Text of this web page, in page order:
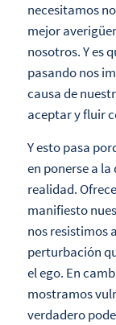
necesitamos
mejor
nosotros. Y es
pasando nos
causa de
aceptar y fluir
Y esto pasa
en ponerse a
realidad.
manifiesto
nos resistimos
perturbación
el ego. En
mostramos
verdadero